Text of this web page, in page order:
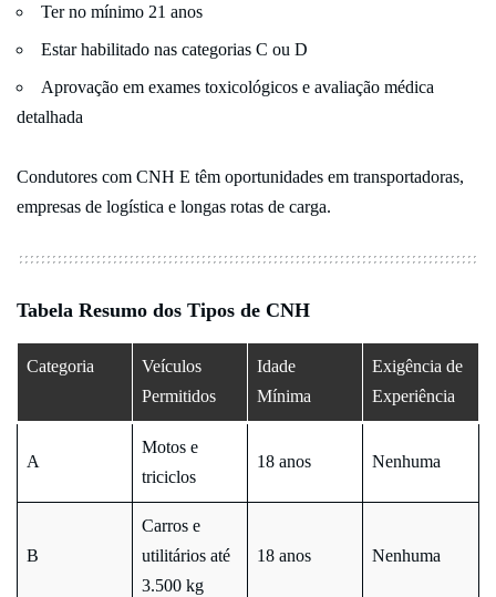
Ter no mínimo 21 anos
Estar habilitado nas categorias C ou D
Aprovação em exames toxicológicos e avaliação médica
detalhada
Condutores com CNH E têm oportunidades em transportadoras,
empresas de logística e longas rotas de carga.
Tabela Resumo dos Tipos de CNH
Categoria
Veículos
Permitidos
Idade
Mínima
Exigência de
Experiência
A
Motos e
triciclos
18 anos Nenhuma
B
Carros e
utilitários até
3.500 kg
18 anos Nenhuma